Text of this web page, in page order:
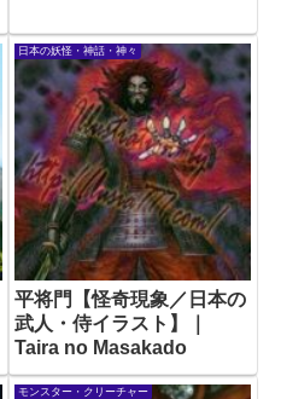
日本の妖怪・神話・神々
平将門【怪奇現象／日本の
武人・侍イラスト】｜
Taira no Masakado
モンスター・クリーチャー